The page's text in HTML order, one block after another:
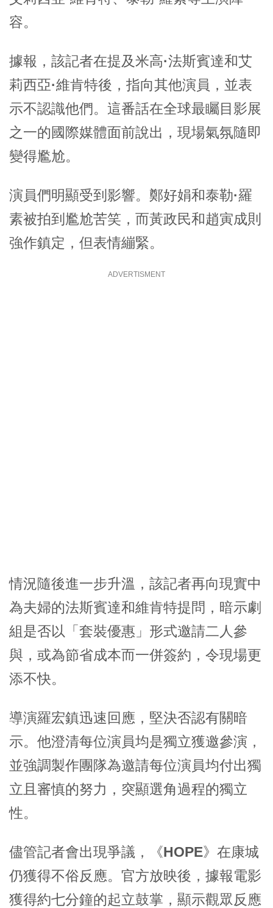
容。
據報，該記者在提及米高·法斯賓達和艾
莉西亞·維肯特後，指向其他演員，並表
示不認識他們。這番話在全球最矚目影展
之一的國際媒體面前說出，現場氣氛隨即
變得尷尬。
演員們明顯受到影響。 鄭好娟和泰勒·羅
素被拍到尷尬苦笑，而黃政民和趙寅成則
強作鎮定，但表情繃緊。
ADVERTISMENT
情況隨後進一步升溫，該記者再向現實中
為夫婦的法斯賓達和維肯特提問，暗示劇
組是否以「套裝優惠」形式邀請二人參
與，或為節省成本而一併簽約，令現場更
添不快。
導演羅宏鎮迅速回應，堅決否認有關暗
示。他澄清每位演員均是獨立獲邀參演，
並強調製作團隊為邀請每位演員均付出獨
立且審慎的努力，突顯選角過程的獨立
性。
儘管記者會出現爭議， 《HOPE》 在康城
仍獲得不俗反應。官方放映後，據報電影
獲得約七分鐘的起立鼓掌，顯示觀眾反應